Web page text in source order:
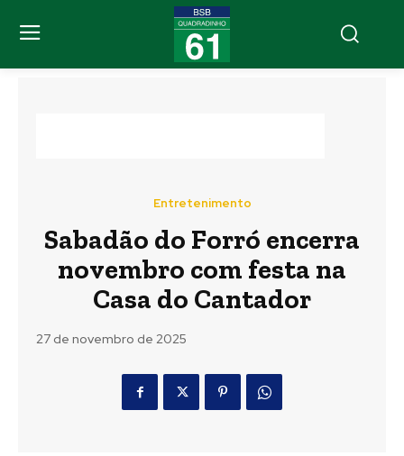
Entretenimento
Sabadão do Forró encerra
novembro com festa na
Casa do Cantador
27 de novembro de 2025